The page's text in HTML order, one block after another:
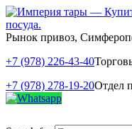
Рынок привоз,
+7 (978) 226-43-40
+7 (978) 278-19-20Отдел